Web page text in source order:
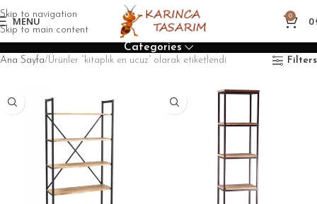
Skip to navigation
Skip to main content
MENU 0 0
Categories
Ana Sayfa Ürünler “kitaplık en ucuz” olarak etiketlendi Filters